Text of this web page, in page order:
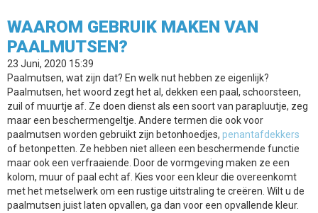
WAAROM GEBRUIK MAKEN VAN
PAALMUTSEN?
23 Juni, 2020 15:39
Paalmutsen, wat zijn dat? En welk nut hebben ze eigenlijk?
Paalmutsen, het woord zegt het al, dekken een paal, schoorsteen,
zuil of muurtje af. Ze doen dienst als een soort van parapluutje, zeg
maar een beschermengeltje. Andere termen die ook voor
paalmutsen worden gebruikt zijn betonhoedjes, penantafdekkers
of betonpetten. Ze hebben niet alleen een beschermende functie
maar ook een verfraaiende. Door de vormgeving maken ze een
kolom, muur of paal echt af. Kies voor een kleur die overeenkomt
met het metselwerk om een rustige uitstraling te creëren. Wilt u de
paalmutsen juist laten opvallen, ga dan voor een opvallende kleur.